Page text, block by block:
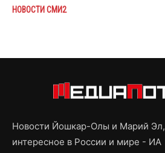
НОВОСТИ СМИ2
Новости Йошкар-Олы и Марий Эл,
интересное в России и мире - ИА